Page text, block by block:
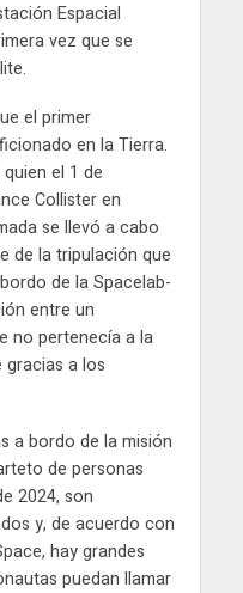
Espacial
vez que se
el primer
en la Tierra.
el 1 de
Collister en
se llevó a cabo
de la tripulación que
de la Spacelab-
entre un
no pertenecía a la
gracias a los
a bordo de la misión
de personas
2024, son
y, de acuerdo con
hay grandes
puedan llamar